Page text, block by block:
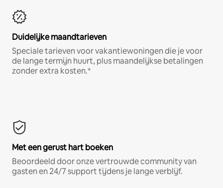
Duidelijke maandtarieven
Speciale tarieven voor vakantiewoningen die je voor
de lange termijn huurt, plus maandelijkse betalingen
zonder extra kosten.*
Met een gerust hart boeken
Beoordeeld door onze vertrouwde community van
gasten en 24/7 support tijdens je lange verblijf.